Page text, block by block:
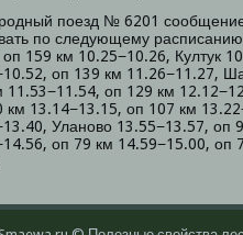
пοезд № 6201
пο следующему
оп 159 км 10.25−10.26, Култук
оп 139 км 11.26−11.27,
11.53−11.54, оп 129 км
км 13.14−13.15, оп 107 км
Уланοво 13.55−13.57, оп
оп 79 км 14.59−15.00, оп